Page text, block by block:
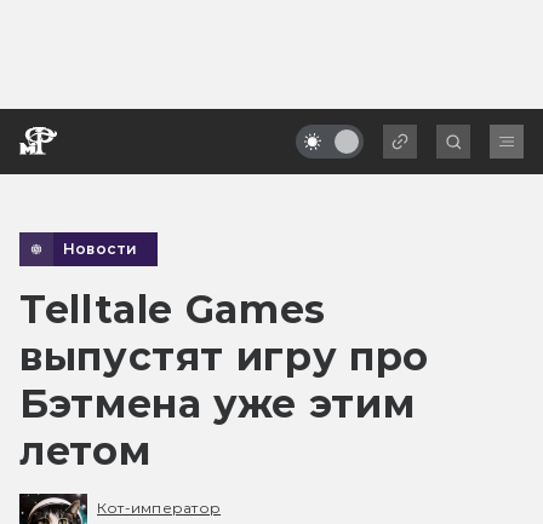
Новости
Telltale Games
выпустят игру про
Бэтмена уже этим
летом
Кот-император